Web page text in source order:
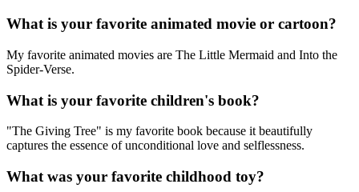
What is your favorite animated movie or cartoon?
My favorite animated movies are The Little Mermaid and Into the
Spider-Verse.
What is your favorite children's book?
"The Giving Tree" is my favorite book because it beautifully
captures the essence of unconditional love and selflessness.
What was your favorite childhood toy?